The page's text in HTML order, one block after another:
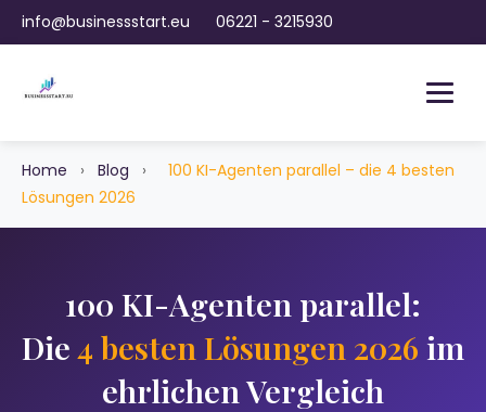
info@businessstart.eu 06221 - 3215930
Home › Blog ›
100 KI-Agenten parallel – die 4 besten
Lösungen 2026
100 KI-Agenten parallel:
Die4 besten Lösungen 2026 im
ehrlichen Vergleich